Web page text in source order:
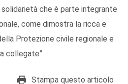
che è parte integrante
come dimostra la ricca e
Protezione civile regionale e
collegate”.
Stampa questo articolo